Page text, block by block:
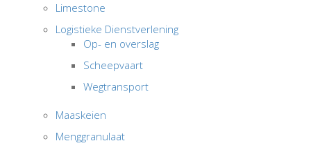
Limestone
Logistieke Dienstverlening
Op- en overslag
Scheepvaart
Wegtransport
Maaskeien
Menggranulaat